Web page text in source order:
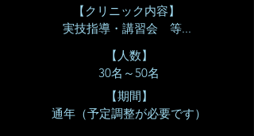
【クリニック内容】
​実技指導・講習会 等...
【人数】
​30名～50名
【期間】
​通年（予定調整が必要です）